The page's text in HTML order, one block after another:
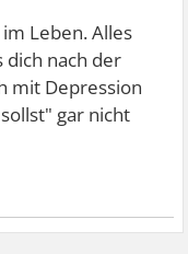
Leben. Alles
dich nach der
mit Depression
gar nicht